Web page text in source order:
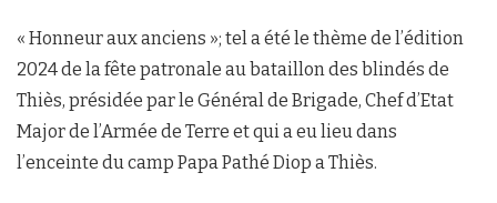
« Honneur aux anciens »; tel a été le thème de l’édition
2024 de la fête patronale au bataillon des blindés de
Thiès, présidée par le Général de Brigade, Chef d’Etat
Major de l’Armée de Terre et qui a eu lieu dans
l’enceinte du camp Papa Pathé Diop a Thiès.